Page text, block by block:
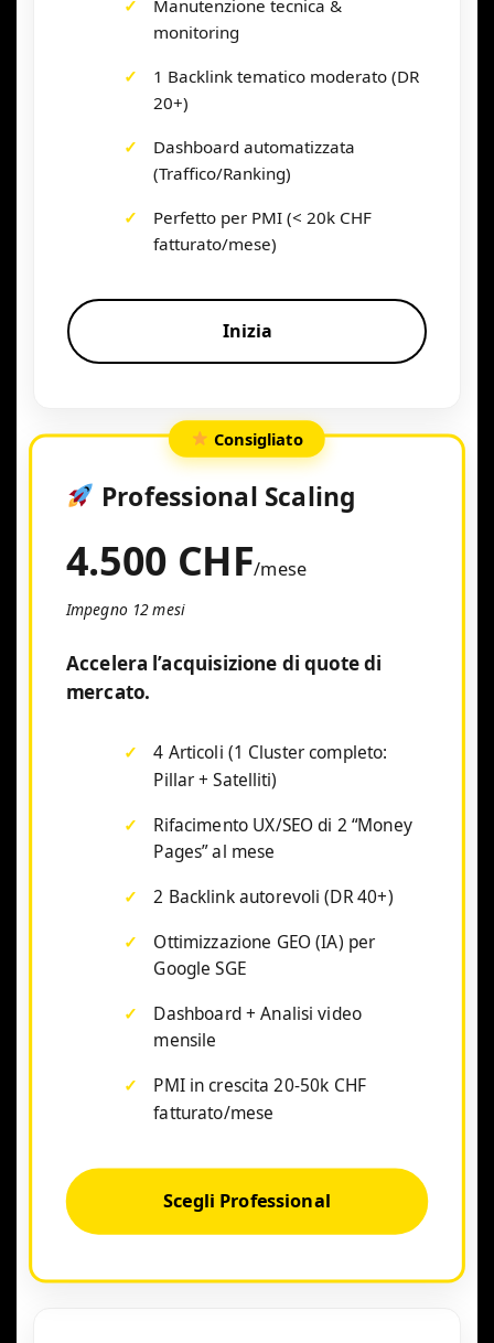
Manutenzione tecnica &
monitoring
1 Backlink tematico moderato (DR
20+)
Dashboard automatizzata
(Traffico/Ranking)
Perfetto per PMI (< 20k CHF
fatturato/mese)
Inizia
Consigliato
Professional Scaling
4.500 CHF/mese
Impegno 12 mesi
Accelera l’acquisizione di quote di
mercato.
4 Articoli (1 Cluster completo:
Pillar + Satelliti)
Rifacimento UX/SEO di 2 “Money
Pages” al mese
2 Backlink autorevoli (DR 40+)
Ottimizzazione GEO (IA) per
Google SGE
Dashboard + Analisi video
mensile
PMI in crescita 20-50k CHF
fatturato/mese
Scegli Professional